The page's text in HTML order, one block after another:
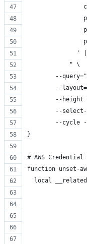
'
            " \
--
--
--height
--
--cycle
}
# AWS Credential
function unset-
local